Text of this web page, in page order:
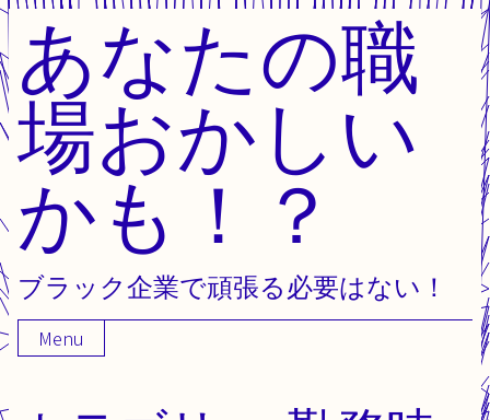
Skip
to
content
あなたの職
場おかしい
かも！？
ブラック企業で頑張る必要はない！
Menu